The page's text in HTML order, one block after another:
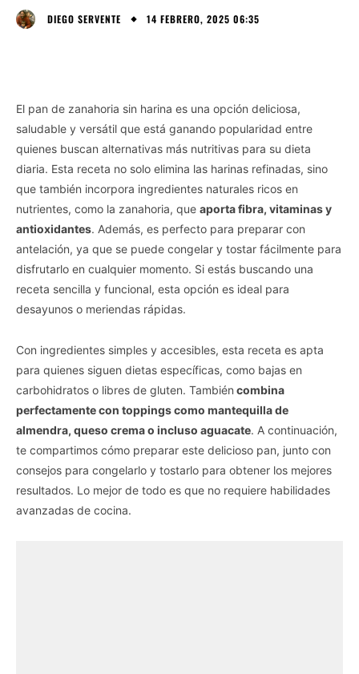
DIEGO SERVENTE 14 FEBRERO, 2025 06:35
El pan de zanahoria sin harina es una opción deliciosa,
saludable y versátil que está ganando popularidad entre
quienes buscan alternativas más nutritivas para su dieta
diaria. Esta receta no solo elimina las harinas refinadas, sino
que también incorpora ingredientes naturales ricos en
nutrientes, como la zanahoria, que aporta fibra, vitaminas y
antioxidantes. Además, es perfecto para preparar con
antelación, ya que se puede congelar y tostar fácilmente para
disfrutarlo en cualquier momento. Si estás buscando una
receta sencilla y funcional, esta opción es ideal para
desayunos o meriendas rápidas.
Con ingredientes simples y accesibles, esta receta es apta
para quienes siguen dietas específicas, como bajas en
carbohidratos o libres de gluten. También combina
perfectamente con toppings como mantequilla de
almendra, queso crema o incluso aguacate. A continuación,
te compartimos cómo preparar este delicioso pan, junto con
consejos para congelarlo y tostarlo para obtener los mejores
resultados. Lo mejor de todo es que no requiere habilidades
avanzadas de cocina.